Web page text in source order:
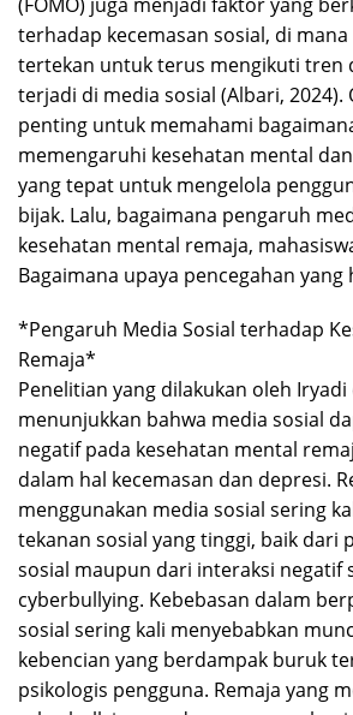
terhadap kecemasan sosial, di
tertekan untuk terus mengikuti tren
terjadi di media sosial (Albari, 2024).
penting untuk memahami
memengaruhi kesehatan mental
yang tepat untuk mengelola
bijak. Lalu, bagaimana pengaruh
kesehatan mental remaja,
Bagaimana upaya pencegahan yang
*Pengaruh Media Sosial terhadap
Remaja*
Penelitian yang dilakukan oleh Iryadi
menunjukkan bahwa media sosial
negatif pada kesehatan mental
dalam hal kecemasan dan depresi.
menggunakan media sosial sering
tekanan sosial yang tinggi, baik dari
sosial maupun dari interaksi negatif
cyberbullying. Kebebasan dalam
sosial sering kali menyebabkan
kebencian yang berdampak buruk
psikologis pengguna. Remaja yang